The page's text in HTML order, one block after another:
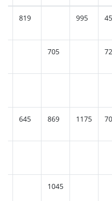
819 995
705
645 869 1175
1045